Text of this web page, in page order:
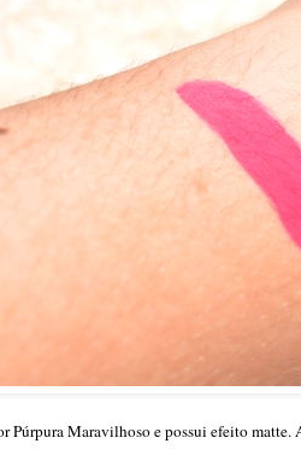
Púrpura Maravilhoso e possui efeito